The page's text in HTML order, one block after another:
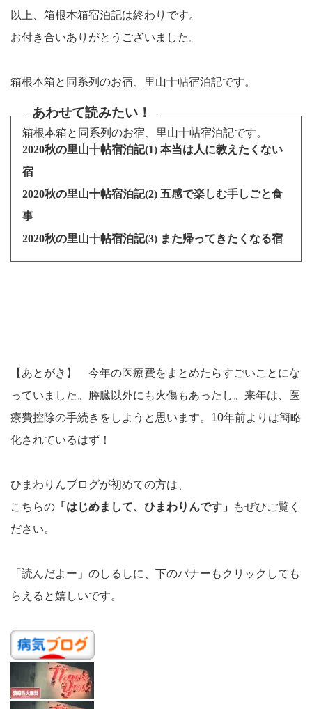
以上、箱根本箱宿泊記は終わりです。
お付き合いありがとうございました。
箱根本箱と同系列のお宿、里山十帖宿泊記です。
あわせて読みたい！
箱根本箱と同系列のお宿、里山十帖宿泊記です。
2020秋の里山十帖宿泊記(1) 本当は人に教えたくない
宿
2020秋の里山十帖宿泊記(2) 五感で楽しむ手しごと食
事
2020秋の里山十帖宿泊記(3) また帰ってきたくなる宿
【あとがき】 今年の医療費をまとめたらすごいことにな
っていました。膵臓以外にも火傷もあったし。来年は、医
療費控除の手続きをしようと思います。10年前よりは簡略
化されているはず！
ひまわりんブログが初めての方は、
こちらの 「はじめまして、ひまわりんです」
もぜひご覧く
ださい。
「読んだよー」のしるしに、下のバナーもクリックしても
らえると嬉しいです。